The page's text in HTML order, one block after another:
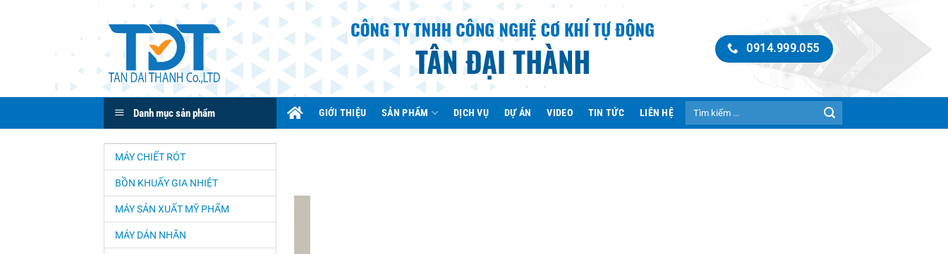
0914.999.055
Danh mục sản phẩm
MÁY CHIẾT RÓT
BỒN KHUẤY GIA NHIỆT
MÁY SẢN XUẤT MỸ PHẨM
MÁY DÁN NHÃN
GIỚI THIỆU SẢN PHẨM DỊCH VỤ DỰ ÁN VIDEO TIN TỨC LIÊN HỆ
Tìm